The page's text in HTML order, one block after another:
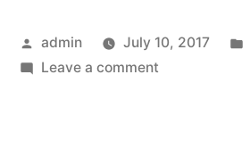
Posted
by
admin July 10, 2017
Leave a commenton